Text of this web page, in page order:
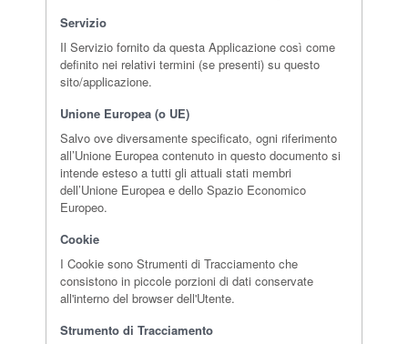
Servizio
Il Servizio fornito da questa Applicazione così come
definito nei relativi termini (se presenti) su questo
sito/applicazione.
Unione Europea (o UE)
Salvo ove diversamente specificato, ogni riferimento
all’Unione Europea contenuto in questo documento si
intende esteso a tutti gli attuali stati membri
dell’Unione Europea e dello Spazio Economico
Europeo.
Cookie
I Cookie sono Strumenti di Tracciamento che
consistono in piccole porzioni di dati conservate
all'interno del browser dell'Utente.
Strumento di Tracciamento